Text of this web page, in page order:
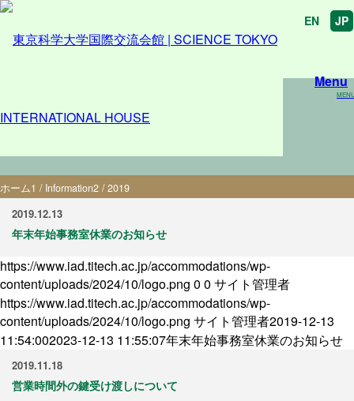
Menu
EN JP
ホーム1 / Information2 / 2019
年末年始事務室休業のお知らせ
2019.12.13
https://www.iad.titech.ac.jp/accommodations/wp-
content/uploads/2024/10/logo.png 0 0 サイト管理者
https://www.iad.titech.ac.jp/accommodations/wp-
content/uploads/2024/10/logo.png サイト管理者2019-12-13
11:54:002023-12-13 11:55:07年末年始事務室休業のお知らせ
営業時間外の鍵受け渡しについて
2019.11.18